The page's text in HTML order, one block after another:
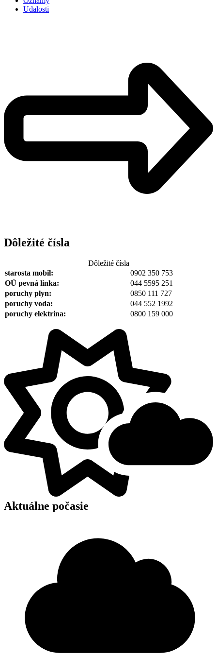
Udalosti
Dôležité čísla
Dôležité čísla
starosta mobil:
0902 350 753
OÚ pevná linka:
044 5595 251
poruchy plyn:
0850 111 727
poruchy voda:
044 552 1992
poruchy elektrina:
0800 159 000
Aktuálne počasie